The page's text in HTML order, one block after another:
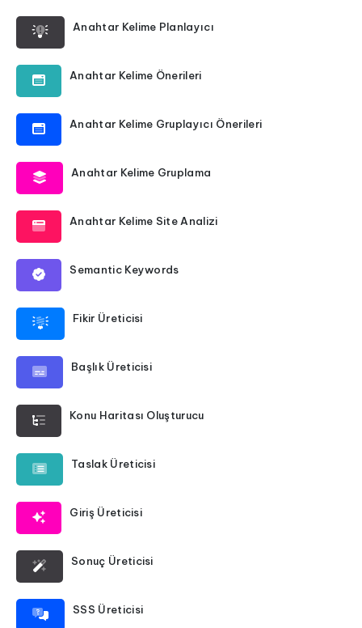
Anahtar Kelime Planlayıcı
Anahtar Kelime Önerileri
Anahtar Kelime Gruplayıcı Önerileri
Anahtar Kelime Gruplama
Anahtar Kelime Site Analizi
Semantic Keywords
Fikir Üreticisi
Başlık Üreticisi
Konu Haritası Oluşturucu
Taslak Üreticisi
Giriş Üreticisi
Sonuç Üreticisi
SSS Üreticisi